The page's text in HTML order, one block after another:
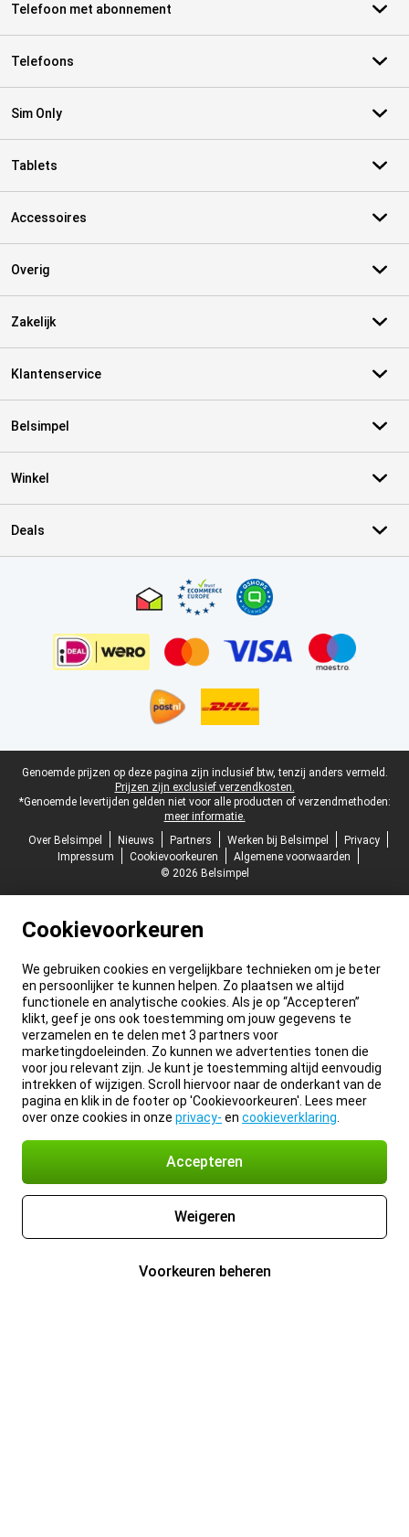
Telefoon met abonnement
Telefoons
Sim Only
Tablets
Accessoires
Overig
Zakelijk
Klantenservice
Belsimpel
Winkel
Deals
Juridische voettekst
Genoemde prijzen op deze pagina zijn inclusief btw, tenzij anders vermeld.
Prijzen zijn exclusief verzendkosten.
*Genoemde levertijden gelden niet voor alle producten of verzendmethoden:
meer informatie.
Over Belsimpel
Nieuws Partners Werken bij Belsimpel
Privacy
Impressum
Cookievoorkeuren
Algemene voorwaarden
© 2026 Belsimpel
Cookievoorkeuren
We gebruiken cookies en vergelijkbare technieken om je beter
en persoonlijker te kunnen helpen. Zo plaatsen we altijd
functionele en analytische cookies. Als je op “Accepteren”
klikt, geef je ons ook toestemming om jouw gegevens te
verzamelen en te delen met 3 partners voor
marketingdoeleinden. Zo kunnen we advertenties tonen die
voor jou relevant zijn. Je kunt je toestemming altijd eenvoudig
intrekken of wijzigen. Scroll hiervoor naar de onderkant van de
pagina en klik in de footer op 'Cookievoorkeuren'. Lees meer
over onze cookies in onze privacy- en cookieverklaring
Accepteren
Weigeren
Voorkeuren beheren